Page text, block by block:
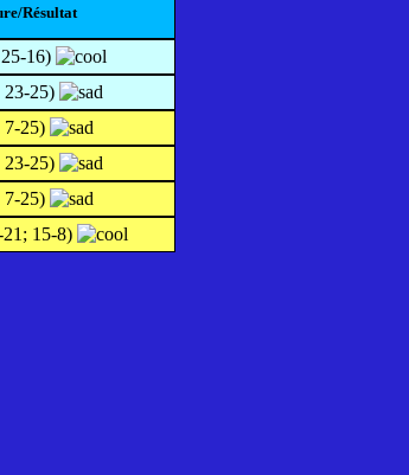
Résultat
16)
23-25)
7-25)
23-25)
7-25)
15-8)